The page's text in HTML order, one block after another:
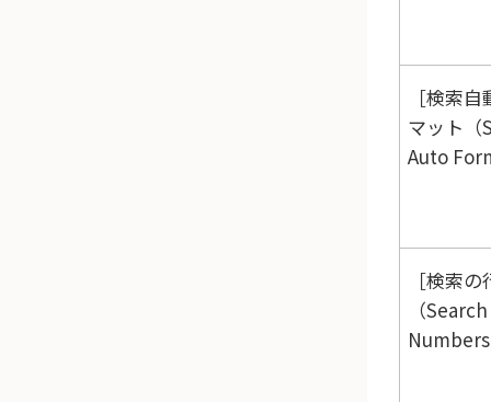
検索自
マット（
Auto
検索の
（